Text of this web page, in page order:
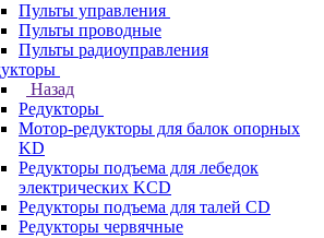
Пульты управления
Пульты проводные
Пульты радиоуправления
Назад
Редукторы
Мотор-редукторы для балок опорных
KD
Редукторы подъема для лебедок
электрических KCD
Редукторы подъема для талей CD
Редукторы червячные